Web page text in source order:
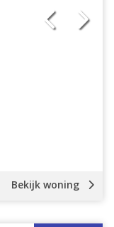
Bekijk woning